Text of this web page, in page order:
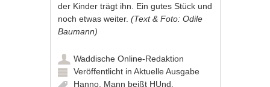
der Kinder trägt ihn. Ein gutes Stück und
noch etwas weiter.(Text & Foto: Odile
Baumann)
Waddische Online-Redaktion
Veröffentlicht inAktuelle Ausgabe
Hanno Mann beißt HUnd